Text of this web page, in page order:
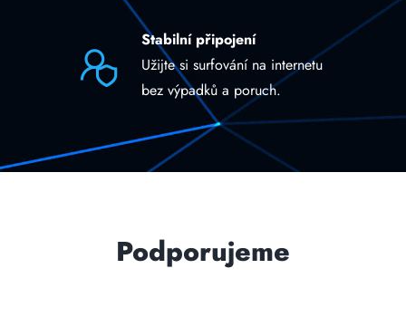
Stabilní připojení
Užijte si surfování na internetu
bez výpadků a poruch.
Podporujeme